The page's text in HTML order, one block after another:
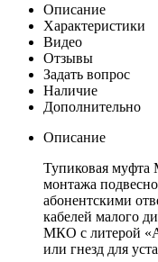
Описание
Характеристики
Видео
Отзывы
Задать вопрос
Наличие
Дополнительно
Описание
Тупиковая
монтажа
абонентскими
кабелей малого
МКО с литерой
или гнезд для